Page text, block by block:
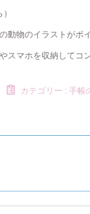
動物のイラストがポイ
スマホを収納してコ
カテゴリー : 手帳